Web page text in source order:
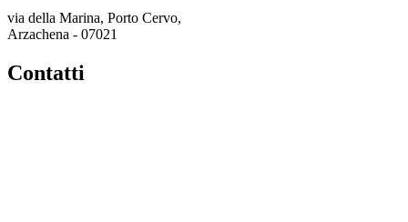
via della Marina, Porto Cervo,
Arzachena - 07021
Contatti